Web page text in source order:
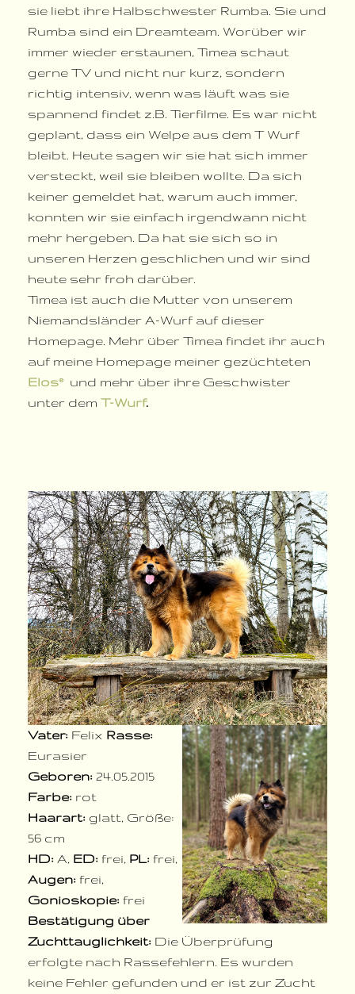
sie liebt ihre Halbschwester Rumba. Sie und
Rumba sind ein Dreamteam. Worüber wir
immer wieder erstaunen, Timea schaut
gerne TV und nicht nur kurz, sondern
richtig intensiv, wenn was läuft was sie
spannend findet z.B. Tierfilme. Es war nicht
geplant, dass ein Welpe aus dem T Wurf
bleibt. Heute sagen wir sie hat sich immer
versteckt, weil sie bleiben wollte. Da sich
keiner gemeldet hat, warum auch immer,
konnten wir sie einfach irgendwann nicht
mehr hergeben. Da hat sie sich so in
unseren Herzen geschlichen und wir sind
heute sehr froh darüber.
Timea ist auch die Mutter von unserem
Niemandsländer A-Wurf auf dieser
Homepage. Mehr über Timea findet ihr auch
auf meine Homepage meiner gezüchteten
Elos®
und mehr über ihre Geschwister
unter dem T-Wurf.
Vater: Felix Rasse:
Eurasier
Geboren: 24.05.2015
Farbe: rot
Haarart: glatt, Größe:
56 cm
HD: A, ED: frei, PL: frei,
Augen: frei,
Gonioskopie: frei
Bestätigung über
Zuchttauglichkeit: Die Überprüfung
erfolgte nach Rassefehlern. Es wurden
keine Fehler gefunden und er ist zur Zucht